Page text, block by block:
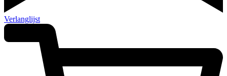
Verlanglijst